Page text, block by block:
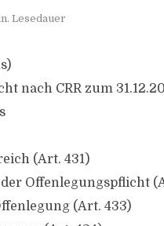
Lesedauer
nach CRR zum
(Art. 431)
Offenlegungspflicht
(Art. 433)